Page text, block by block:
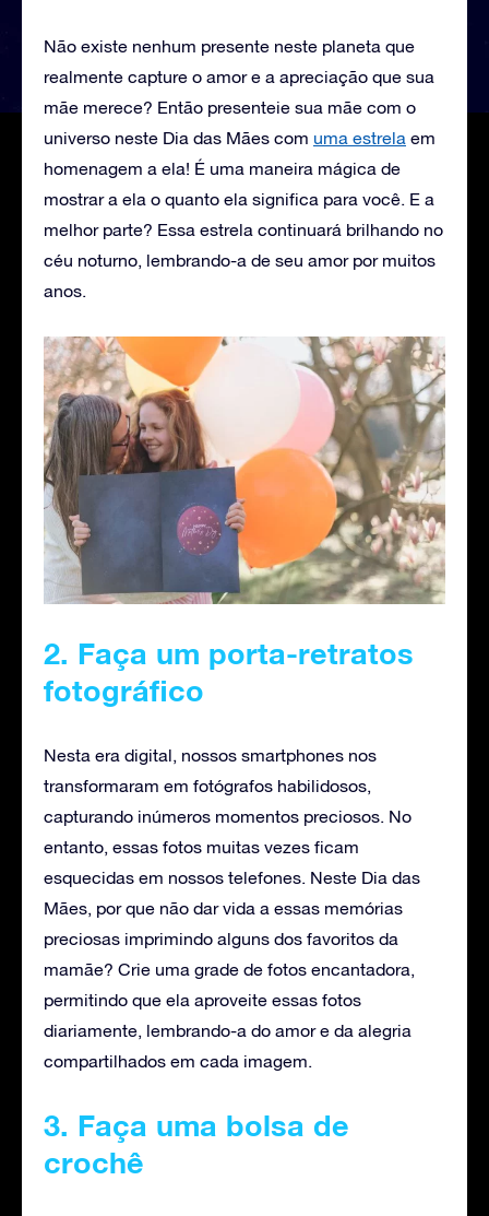
Não existe nenhum presente neste planeta que
realmente capture o amor e a apreciação que sua
mãe merece? Então presenteie sua mãe com o
universo neste Dia das Mães com uma estrela em
homenagem a ela! É uma maneira mágica de
mostrar a ela o quanto ela significa para você. E a
melhor parte? Essa estrela continuará brilhando no
céu noturno, lembrando-a de seu amor por muitos
anos.
2. Faça um porta-retratos
fotográfico
Nesta era digital, nossos smartphones nos
transformaram em fotógrafos habilidosos,
capturando inúmeros momentos preciosos. No
entanto, essas fotos muitas vezes ficam
esquecidas em nossos telefones. Neste Dia das
Mães, por que não dar vida a essas memórias
preciosas imprimindo alguns dos favoritos da
mamãe? Crie uma grade de fotos encantadora,
permitindo que ela aproveite essas fotos
diariamente, lembrando-a do amor e da alegria
compartilhados em cada imagem.
3. Faça uma bolsa de
crochê